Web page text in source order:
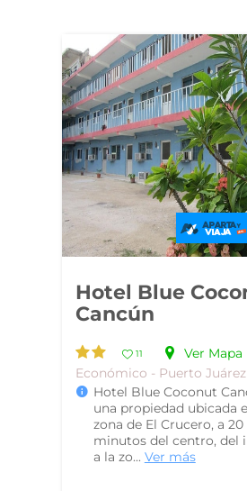
Hotel Blue
Cancún
11
Ver Mapa
Económico - Puerto Juárez
Hotel Blue Coconut
una propiedad ubicada
zona de El Crucero, a 20
minutos del centro, del
a la zo... Ver más